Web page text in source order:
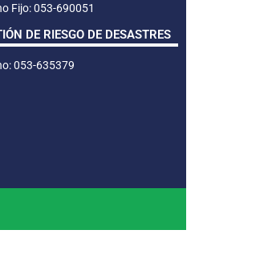
Fijo: 053-690051
DE RIESGO DE DESASTRES
053-635379